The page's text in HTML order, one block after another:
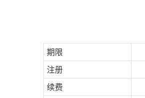
期限
注册
续费